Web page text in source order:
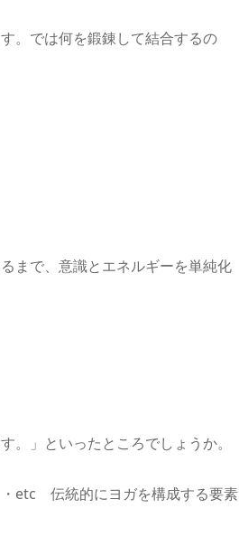
。では何を鍛錬して結合するの
まで、意識とエネルギーを単純化
。」といったところでしょうか。
・etc 伝統的にヨガを構成する要素